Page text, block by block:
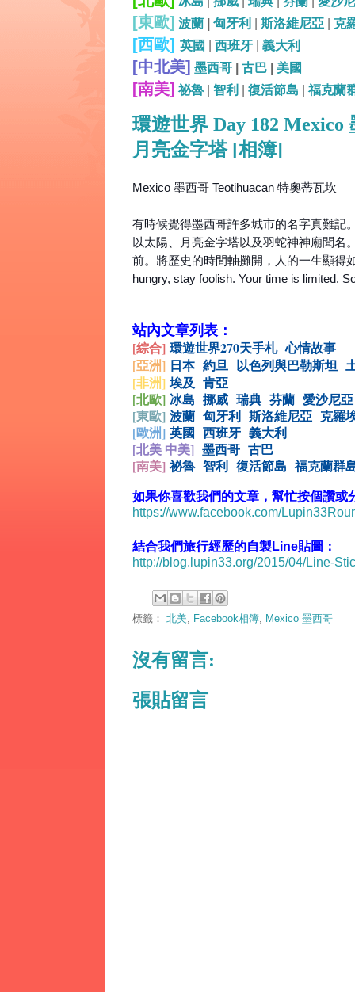
[東歐] 波蘭 匈牙利 斯洛維尼亞 克
[西歐] 英國 西班牙 義大利
[中北美] 墨西哥 古巴 美國
[南美] 祕魯| 智利 復活節島 福克蘭
環遊世界 Day 182 Mexico
月亮金字塔 [相簿]
Mexico 墨西哥 Teotihuacan 特奧蒂瓦坎
有時候覺得墨西哥許多城市的名字真難記
以太陽、月亮金字塔以及羽蛇神神廟聞名
前。將歷史的時間軸攤開，人的一生顯得
hungry, stay foolish. Your time is limited.
站內文章列表：
[綜合] 環遊世界270天手札 心情故事
[亞洲] 日本 約旦 以色列與巴勒斯坦
[非洲] 埃及 肯亞
[北歐] 冰島 挪威 瑞典 芬蘭 愛沙尼亞
[東歐] 波蘭 匈牙利 斯洛維尼亞 克羅
[歐洲] 英國 西班牙 義大利
[北美 中美] 墨西哥 古巴
[南美] 祕魯 智利 復活節島 福克蘭群
如果你喜歡我們的文章，幫忙按個讚或
https://www.facebook.com/
結合我們旅行經歷的自製Line貼圖：
http://blog.lupin33.org/2015/04/Line-
標籤： 北美 Facebook相簿 Mexico 墨西哥
沒有留言:
張貼留言